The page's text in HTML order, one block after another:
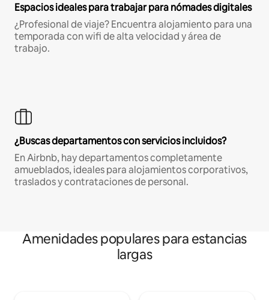
Espacios ideales para trabajar para nómades digitales
¿Profesional de viaje? Encuentra alojamiento para una
temporada con wifi de alta velocidad y área de
trabajo.
¿Buscas departamentos con servicios incluidos?
En Airbnb, hay departamentos completamente
amueblados, ideales para alojamientos corporativos,
traslados y contrataciones de personal.
Amenidades populares para estancias
largas